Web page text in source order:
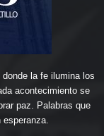
la fe ilumina los
acontecimiento se
paz. Palabras que